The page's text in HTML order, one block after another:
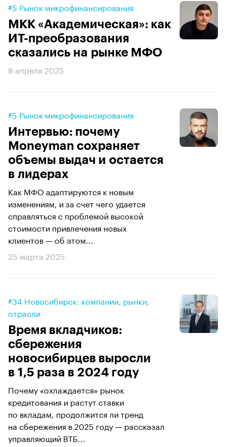
#5 Рынок микрофинансирования
МКК «Академическая»: как
ИТ-преобразования
сказались на рынке МФО
8 апреля 2025
#5 Рынок микрофинансирования
Интервью: почему
Moneyman сохраняет
объемы выдач и остается
в лидерах
Как МФО адаптируются к новым
изменениям, и за счет чего удается
справляться с проблемой высокой
стоимости привлечения новых
клиентов — об этом...
25 марта 2025
#34 Новосибирск: компании, рынки,
отрасли
Время вкладчиков:
сбережения
новосибирцев выросли
в 1,5 раза в 2024 году
Почему «охлаждается» рынок
кредитования и растут ставки
по вкладам, продолжится ли тренд
на сбережения в 2025 году — рассказал
управляющий ВТБ...